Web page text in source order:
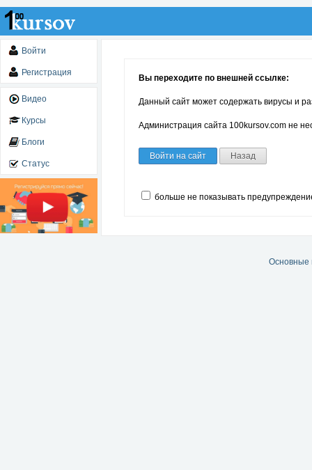
Войти
Регистрация
Видео
Курсы
Блоги
Статус
Вы переходите по внешней ссылке:
Данный сайт может содержать вирусы и
Администрация сайта 100kursov.com не
Войти на сайт Назад
больше не показывать
Основные